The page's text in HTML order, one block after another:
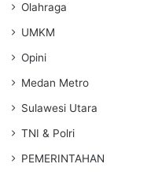
Olahraga
UMKM
Opini
Medan Metro
Sulawesi Utara
TNI & Polri
PEMERINTAHAN